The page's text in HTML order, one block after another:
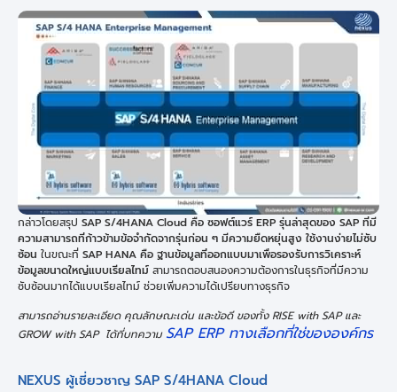
กล่าวโดยสรุป SAP S/4HANA Cloud คือ ซอฟต์แวร์ ERP รุ่นล่าสุดของ SAP ที่มี
ความสามารถที่ก้าวข้ามข้อจำกัดจากรุ่นก่อน ๆ มีความยืดหยุ่นสูง ใช้งานง่ายไม่ซับ
ซ้อน ในขณะที่ SAP HANA คือ ฐานข้อมูลที่ออกแบบมาเพื่อรองรับการวิเคราะห์
ข้อมูลขนาดใหญ่แบบเรียลไทม์ สามารถตอบสนองความต้องการในธุรกิจที่มีความ
ซับซ้อนมากได้แบบเรียลไทม์ ช่วยเพิ่มความได้เปรียบทางธุรกิจ
สามารถอ่านรายละเอียด คุณลักษณะเด่น และข้อดี ของทั้ง RISE with SAP และ
GROW with SAP ได้ที่บทความ SAP ERP ทางเลือกที่ใช่ขององค์กร
NEXUS ผู้เชี่ยวชาญ SAP S/4HANA Cloud